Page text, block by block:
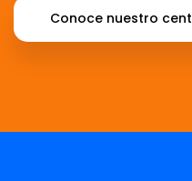
Conoce nuestro